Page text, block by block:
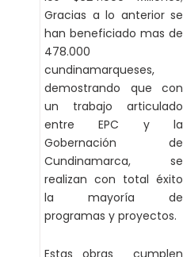
Gracias a lo anterior se
han beneficiado mas de
478.000
cundinamarqueses,
demostrando que con
un trabajo articulado
entre EPC y la
Gobernación de
Cundinamarca, se
realizan con total éxito
la mayoría de
programas y proyectos.
Estas obras cumplen